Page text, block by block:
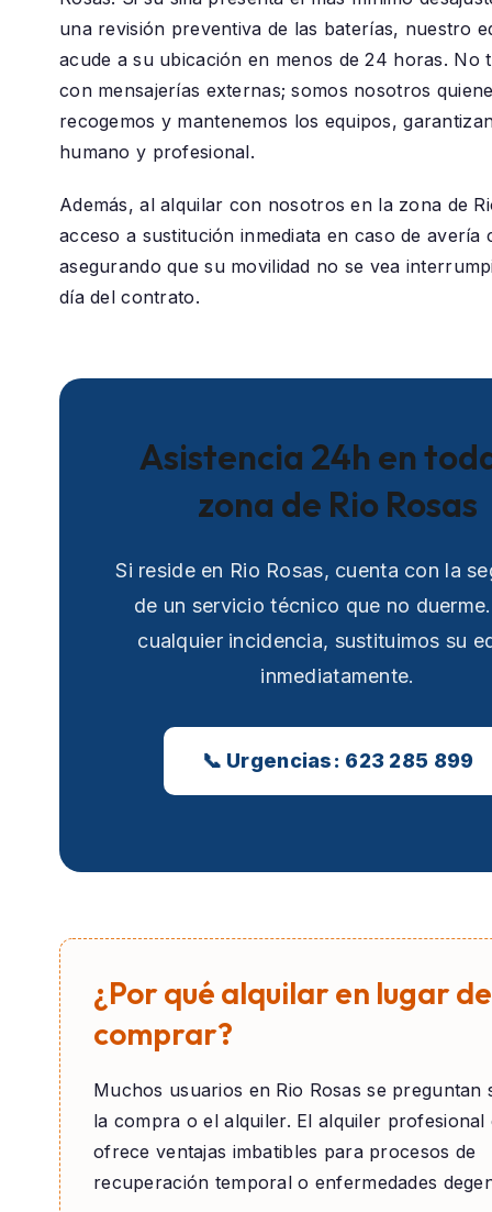
una revisión preventiva de las baterías, nuestro
acude a su ubicación en menos de 24 horas. No
con mensajerías externas; somos nosotros
recogemos y mantenemos los equipos,
humano y profesional.
Además, al alquilar con nosotros en la zona de
acceso a sustitución inmediata en caso de avería
asegurando que su movilidad no se vea
día del contrato.
Asistencia 24h en
zona de Rio Rosas
Si reside en Rio Rosas, cuenta con la
de un servicio técnico que no
cualquier incidencia, sustituimos su
inmediatamente.
📞 Urgencias: 623 285 899
¿Por qué alquilar en lugar de
comprar?
Muchos usuarios en Rio Rosas se preguntan
la compra o el alquiler. El alquiler profesional
ofrece ventajas imbatibles para procesos de
recuperación temporal o enfermedades